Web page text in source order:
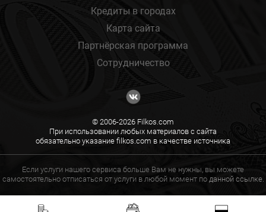
Кредиты в городах
Карта сайта
Партнёрская программа
Сотрудничество
© 2006-2026 Filkos.com
При использовании любых материалов с сайта
обязательно указание filkos.com в качестве источника
Если услуги нашего сервиса больше Вам не нужны, вы можете
самостоятельно отписаться от услуги в любой момент по данной ссылке.